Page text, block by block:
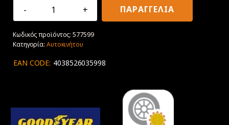
205/45R17
Goodyear
EfficientGrip
Electric
ΠΑΡΑΓΓΕΛΙΑ
Κωδικός προϊόντος:577599
Κατηγορία: Αυτοκινήτου
EAN CODE: 4038526035998